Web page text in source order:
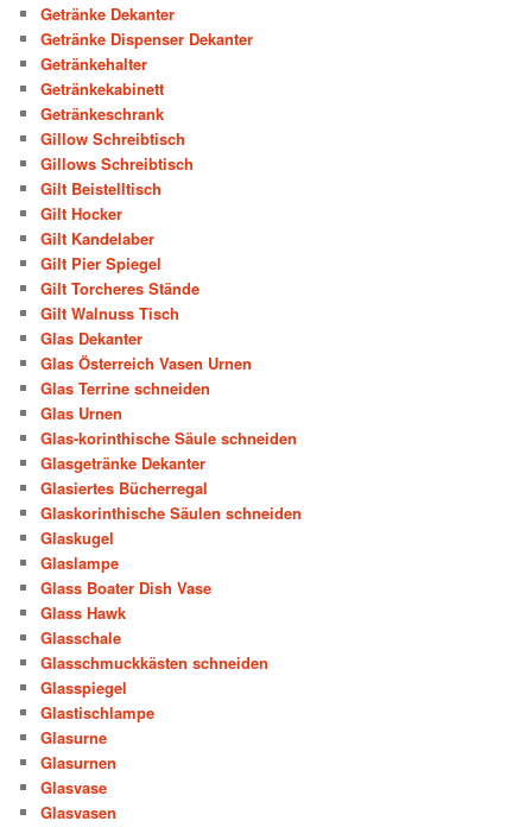
Getränke Dekanter
Getränke Dispenser Dekanter
Getränkehalter
Getränkekabinett
Getränkeschrank
Gillow Schreibtisch
Gillows Schreibtisch
Gilt Beistelltisch
Gilt Hocker
Gilt Kandelaber
Gilt Pier Spiegel
Gilt Torcheres Stände
Gilt Walnuss Tisch
Glas Dekanter
Glas Österreich Vasen Urnen
Glas Terrine schneiden
Glas Urnen
Glas-korinthische Säule schneiden
Glasgetränke Dekanter
Glasiertes Bücherregal
Glaskorinthische Säulen schneiden
Glaskugel
Glaslampe
Glass Boater Dish Vase
Glass Hawk
Glasschale
Glasschmuckkästen schneiden
Glasspiegel
Glastischlampe
Glasurne
Glasurnen
Glasvase
Glasvasen